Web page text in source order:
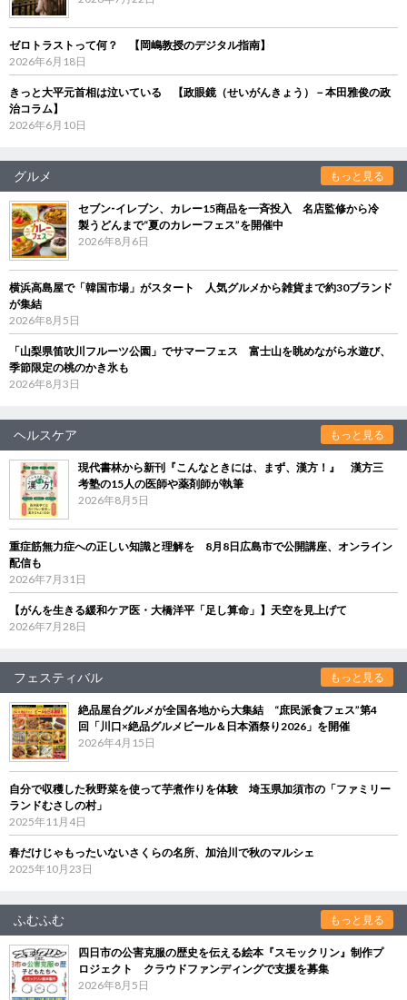
ゼロトラストって何？ 【岡嶋教授のデジタル指南】
2026年6月18日
きっと大平元首相は泣いている 【政眼鏡（せいがんきょう）－本田雅俊の政
治コラム】
2026年6月10日
グルメ もっと見る
セブン‐イレブン、カレー15商品を一斉投入 名店監修から冷
製うどんまで“夏のカレーフェス”を開催中
2026年8月6日
横浜高島屋で「韓国市場」がスタート 人気グルメから雑貨まで約30ブランド
が集結
2026年8月5日
「山梨県笛吹川フルーツ公園」でサマーフェス 富士山を眺めながら水遊び、
季節限定の桃のかき氷も
2026年8月3日
ヘルスケア もっと見る
現代書林から新刊『こんなときには、まず、漢方！』 漢方三
考塾の15人の医師や薬剤師が執筆
2026年8月5日
重症筋無力症への正しい知識と理解を 8月8日広島市で公開講座、オンライン
配信も
2026年7月31日
【がんを生きる緩和ケア医・大橋洋平「足し算命」】天空を見上げて
2026年7月28日
フェスティバル もっと見る
絶品屋台グルメが全国各地から大集結 “庶民派食フェス”第4
回「川口×絶品グルメビール＆日本酒祭り2026」を開催
2026年4月15日
自分で収穫した秋野菜を使って芋煮作りを体験 埼玉県加須市の「ファミリー
ランドむさしの村」
2025年11月4日
春だけじゃもったいないさくらの名所、加治川で秋のマルシェ
2025年10月23日
ふむふむ もっと見る
四日市の公害克服の歴史を伝える絵本『スモックリン』制作プ
ロジェクト クラウドファンディングで支援を募集
2026年8月5日